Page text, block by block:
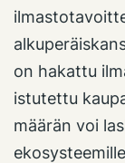
on hakattu
istutettu
määrän voi